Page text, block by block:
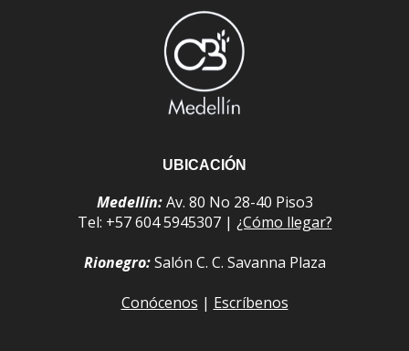
UBICACIÓN
Medellín:Av. 80 No 28-40 Piso3
Tel: +57 604 5945307 | ¿Cómo llegar?
Rionegro:Salón C. C. Savanna Plaza
Conócenos | Escríbenos